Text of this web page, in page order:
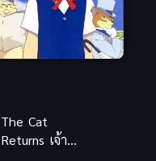
The Cat
Returns เจ้า